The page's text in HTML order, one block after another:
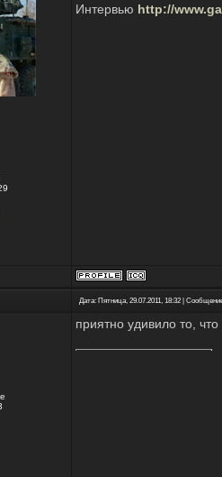
Интервью http://
Дата: Пятница, 29.07.2011, 18:32 |
приятно удивило то,